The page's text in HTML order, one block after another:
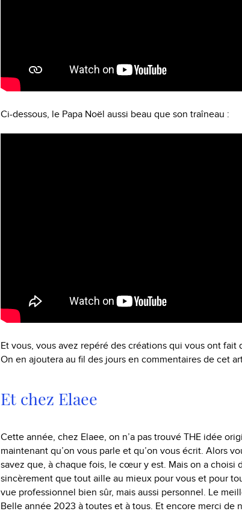
Ci-dessous, le Papa Noël aussi beau que son traîneau :
Et vous, vous avez repéré des créations qui vous ont fait
On en ajoutera au fil des jours en commentaires de cet
Et chez Elaee
Cette année, chez Elaee, on n’a pas trouvé THE idée
maintenant qu’on vous parle et qu’on vous écrit. Alors
savez que, à chaque fois, le cœur y est. Mais on a choisi
sincèrement que tout aille au mieux pour vous et pour
vue professionnel bien sûr, mais aussi personnel. Le
Belle année 2023 à toutes et à tous. Et encore merci de